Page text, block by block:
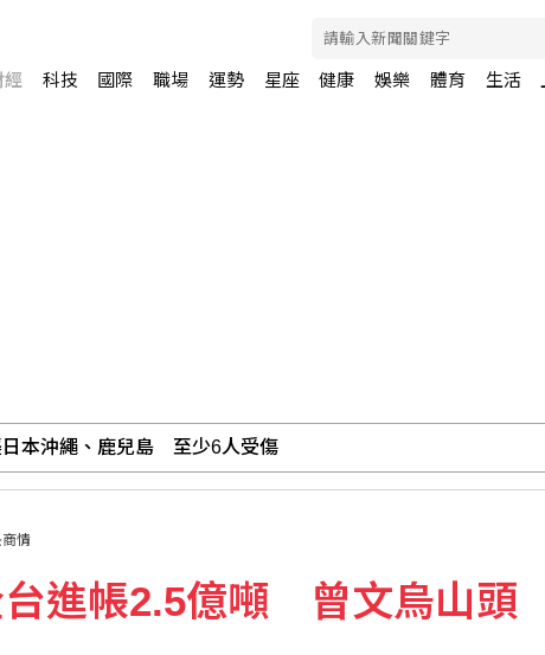
經 科技 國際 職場 運勢 星座 健康 娛樂 體育 生活
也給壓力 林岳平不希望是來跑龍套
裁案第二階段判斷出爐 財務無重大影響
情
進帳2.5億噸 曾文烏山頭